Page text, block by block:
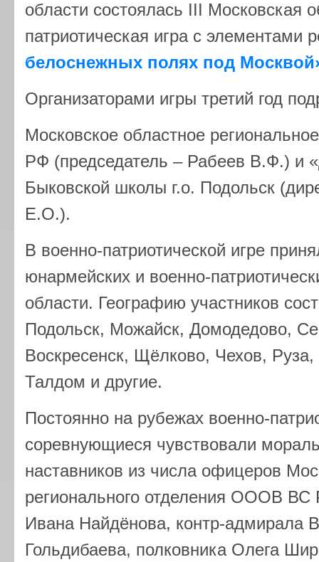
области состоялась III Московская
патриотическая игра с элементами
белоснежных полях под
Организаторами игры третий год
Московское областное
РФ (председатель – Рабеев В.Ф.) и
Быковской школы г.о. Подольск
Е.О.).
В военно-патриотической игре
юнармейских и военно-
области. Географию участников
Подольск, Можайск, Домодедово,
Воскресенск, Щёлково, Чехов,
Талдом и другие.
Постоянно на рубежах военно-
соревнующиеся чувствовали
наставников из числа офицеров
регионального отделения ОООВ ВС
Ивана Найдёнова, контр-адмирала
Гольдибаева, полковника Олега